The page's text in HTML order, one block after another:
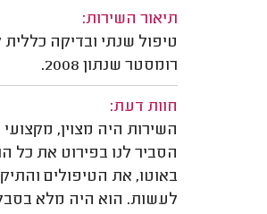
תיאור השירות:
טיפול שנתי ובדיקה
רומסטר שנתון 2008.
חוות דעת:
השירות היה מצוין,
הסביר לנו בפירוט את כל
באוטו, את הטיפולים
לעשות. הוא היה מלא